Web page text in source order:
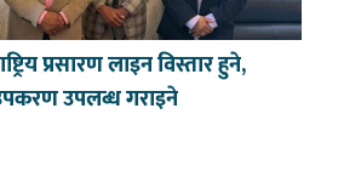
प्रसारण लाइन विस्तार हुने,
उपलब्ध गराइने